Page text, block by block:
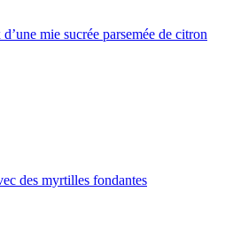
mie sucrée parsemée de citron
des myrtilles fondantes